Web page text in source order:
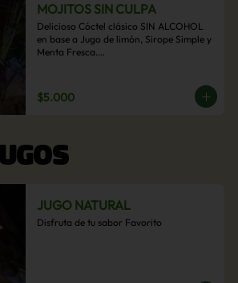
MOJITOS SIN CULPA
Delicioso Cóctel clásico SIN ALCOHOL
en base a Jugo de limón, Sirope Simple y
Menta Fresca.
$5.000
JUGO NATURAL
Disfruta de tu sabor Favorito